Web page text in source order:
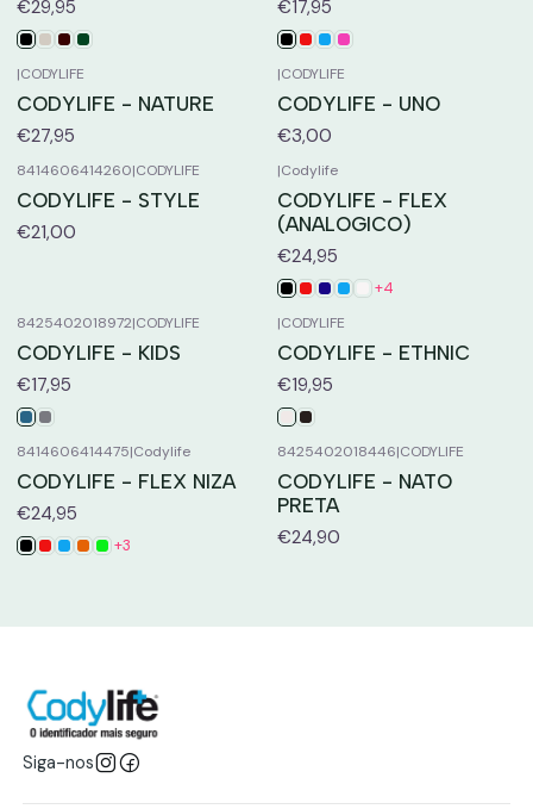
€29,95
€17,95
|CODYLIFE
CODYLIFE - NATURE
€27,95
|CODYLIFE
CODYLIFE - UNO
€3,00
8414606414260|CODYLIFE
CODYLIFE - STYLE
€21,00
|Codylife
CODYLIFE - FLEX
(ANALOGICO)
€24,95
+4
8425402018972|CODYLIFE
CODYLIFE - KIDS
€17,95
|CODYLIFE
CODYLIFE - ETHNIC
€19,95
8414606414475|Codylife
CODYLIFE - FLEX NIZA
€24,95
+3
8425402018446|CODYLIFE
CODYLIFE - NATO
PRETA
€24,90
Siga-nos